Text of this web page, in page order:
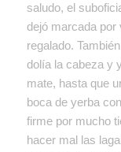
saludo, el
dejó marcada por
regalado.
dolía la cabeza y
mate, hasta que
boca de yerba
firme por mucho
hacer mal las